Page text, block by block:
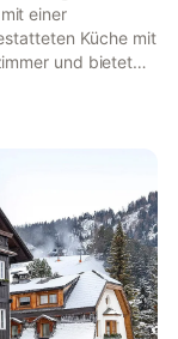
einer
Küche mit
und bietet
ein TV. Ein
wo Sie morgens
genießen